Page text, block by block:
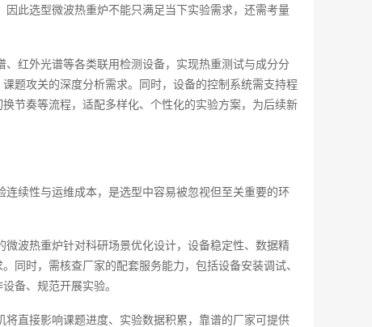
此选型微波热重炉不能只满足当下实验需求，还需考量
红外光谱等各类联用检测设备，实现热重测试与成分分
题攻关的深度分析需求。同时，设备的控制系统需支持程
节奏等流程，适配多样化、个性化的实验方案，为后续新
续性与运维成本，是选型中容易被忽视但至关重要的环
波热重炉针对科研场景优化设计，设备稳定性、数据精
同时，需核查厂家的配套服务能力，包括设备安装调试、
备、规范开展实验。
直接影响课题进度、实验数据积累，靠谱的厂家可提供